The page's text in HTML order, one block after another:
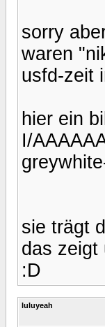
sorry
waren
usfd-zeit
hier ein
I/
sie trägt
das zeigt
:D
luluyeah